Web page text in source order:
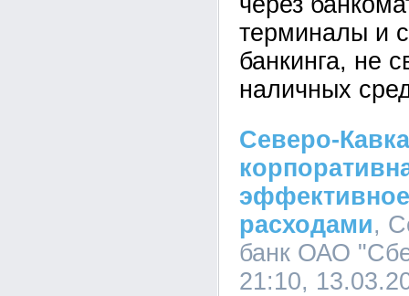
терминалы и
банкинга, не
наличных
Северо-
расходами,
банк ОАО
21:10,